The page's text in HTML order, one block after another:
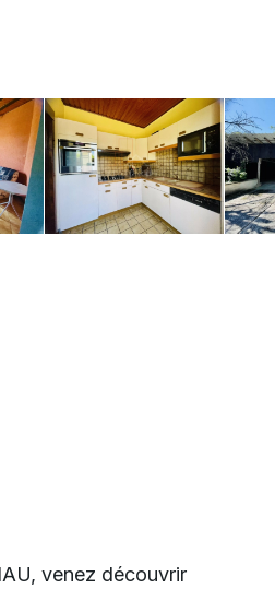
venez découvrir